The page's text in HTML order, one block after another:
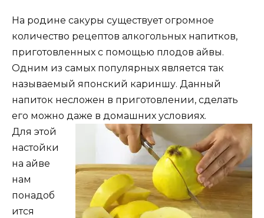
На родине сакуры существует огромное
количество рецептов алкогольных напитков,
приготовленных с помощью плодов айвы.
Одним из самых популярных является так
называемый японский кариншу. Данный
напиток несложен в приготовлении, сделать
его можно даже в домашних условиях.
Для этой
настойки
на айве
нам
понадоб
ится